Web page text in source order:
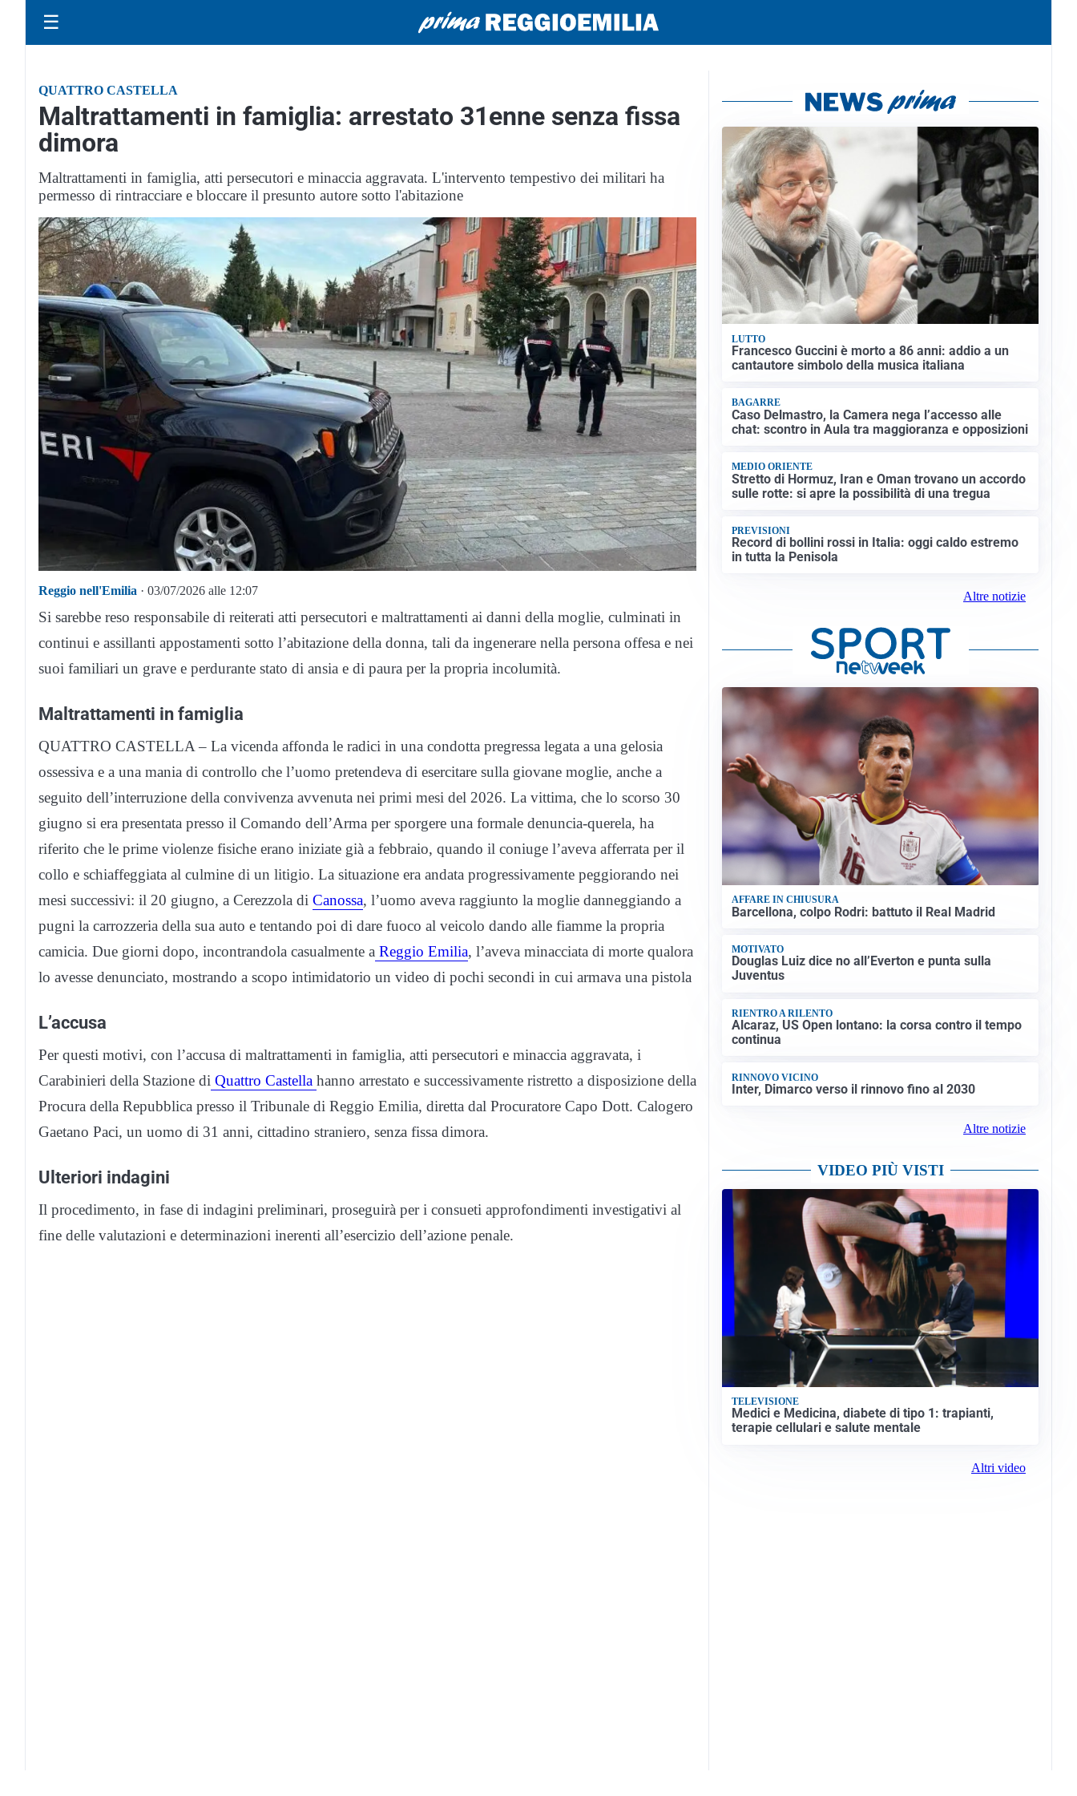
☰
QUATTRO CASTELLA
Maltrattamenti in famiglia: arrestato 31enne senza fissa
dimora
Maltrattamenti in famiglia, atti persecutori e minaccia aggravata. L'intervento tempestivo dei militari ha
permesso di rintracciare e bloccare il presunto autore sotto l'abitazione
Reggio nell'Emilia · 03/07/2026 alle 12:07
Si sarebbe reso responsabile di reiterati atti persecutori e maltrattamenti ai danni della moglie, culminati in
continui e assillanti appostamenti sotto l’abitazione della donna, tali da ingenerare nella persona offesa e nei
suoi familiari un grave e perdurante stato di ansia e di paura per la propria incolumità.
Maltrattamenti in famiglia
QUATTRO CASTELLA – La vicenda affonda le radici in una condotta pregressa legata a una gelosia
ossessiva e a una mania di controllo che l’uomo pretendeva di esercitare sulla giovane moglie, anche a
seguito dell’interruzione della convivenza avvenuta nei primi mesi del 2026. La vittima, che lo scorso 30
giugno si era presentata presso il Comando dell’Arma per sporgere una formale denuncia-querela, ha
riferito che le prime violenze fisiche erano iniziate già a febbraio, quando il coniuge l’aveva afferrata per il
collo e schiaffeggiata al culmine di un litigio. La situazione era andata progressivamente peggiorando nei
mesi successivi: il 20 giugno, a Cerezzola di Canossa, l’uomo aveva raggiunto la moglie danneggiando a
pugni la carrozzeria della sua auto e tentando poi di dare fuoco al veicolo dando alle fiamme la propria
camicia. Due giorni dopo, incontrandola casualmente a Reggio Emilia, l’aveva minacciata di morte qualora
lo avesse denunciato, mostrando a scopo intimidatorio un video di pochi secondi in cui armava una pistola
L’accusa
Per questi motivi, con l’accusa di maltrattamenti in famiglia, atti persecutori e minaccia aggravata, i
Carabinieri della Stazione di Quattro Castella hanno arrestato e successivamente ristretto a disposizione della
Procura della Repubblica presso il Tribunale di Reggio Emilia, diretta dal Procuratore Capo Dott. Calogero
Gaetano Paci, un uomo di 31 anni, cittadino straniero, senza fissa dimora.
Ulteriori indagini
Il procedimento, in fase di indagini preliminari, proseguirà per i consueti approfondimenti investigativi al
fine delle valutazioni e determinazioni inerenti all’esercizio dell’azione penale.
LUTTO
Francesco Guccini è morto a 86 anni: addio a un
cantautore simbolo della musica italiana
BAGARRE
Caso Delmastro, la Camera nega l’accesso alle
chat: scontro in Aula tra maggioranza e opposizioni
MEDIO ORIENTE
Stretto di Hormuz, Iran e Oman trovano un accordo
sulle rotte: si apre la possibilità di una tregua
PREVISIONI
Record di bollini rossi in Italia: oggi caldo estremo
in tutta la Penisola
Altre notizie
AFFARE IN CHIUSURA
Barcellona, colpo Rodri: battuto il Real Madrid
MOTIVATO
Douglas Luiz dice no all’Everton e punta sulla
Juventus
RIENTRO A RILENTO
Alcaraz, US Open lontano: la corsa contro il tempo
continua
RINNOVO VICINO
Inter, Dimarco verso il rinnovo fino al 2030
Altre notizie
VIDEO PIÙ VISTI
TELEVISIONE
Medici e Medicina, diabete di tipo 1: trapianti,
terapie cellulari e salute mentale
Altri video